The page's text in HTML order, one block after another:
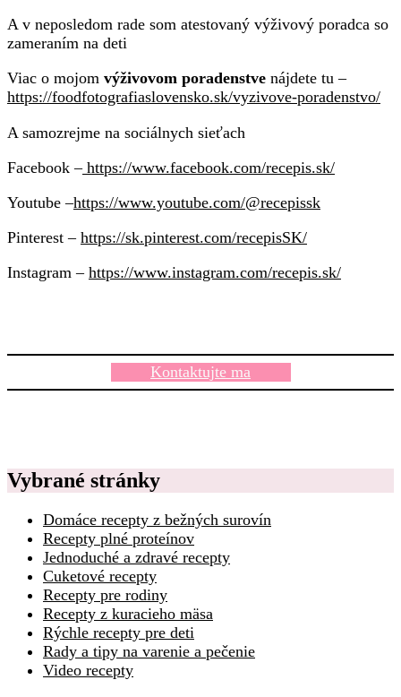
A v neposledom rade som atestovaný výživový poradca so
zameraním na deti
Viac o mojom výživovom poradenstve nájdete tu –
https://foodfotografiaslovensko.sk/vyzivove-poradenstvo/
A samozrejme na sociálnych sieťach
Facebook –https://www.facebook.com/recepis.sk/
Youtube –https://www.youtube.com/@recepissk
Pinterest – https://sk.pinterest.com/recepisSK/
Instagram – https://www.instagram.com/recepis.sk/
Kontaktujte ma
Vybrané stránky
Domáce recepty z bežných surovín
Recepty plné proteínov
Jednoduché a zdravé recepty
Cuketové recepty
Recepty pre rodiny
Recepty z kuracieho mäsa
Rýchle recepty pre deti
Rady a tipy na varenie a pečenie
Video recepty